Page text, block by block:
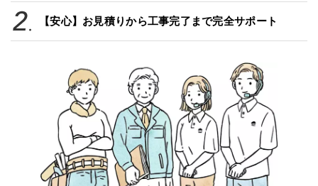
【安心】お見積りから工事完了まで完全サポート